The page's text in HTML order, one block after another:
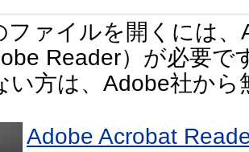
ファイルを開くには
Reader）が必要で
い方は、Adobe社か
Adobe Acrobat